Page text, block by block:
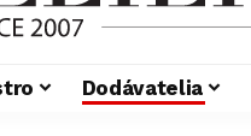
Dodávatelia